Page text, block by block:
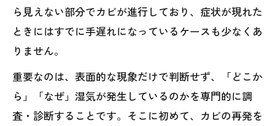
ら見えない部分でカビが進行しており、症状が現れた
ときにはすでに手遅れになっているケースも少なくあ
りません。
重要なのは、表面的な現象だけで判断せず、「どこか
ら」「なぜ」湿気が発生しているのかを専門的に調
査・診断することです。そこに初めて、カビの再発を